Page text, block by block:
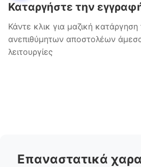
Καταργήστε την
Κάντε κλικ για μαζική
ανεπιθύμητων αποστολέων
λειτουργίες
Επαναστατικά